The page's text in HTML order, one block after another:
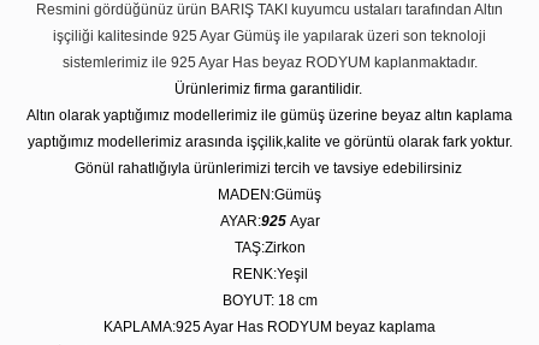
Resmini gördüğünüz ürün BARIŞ TAKI kuyumcu ustaları tarafından Altın
işçiliği kalitesinde 925 Ayar Gümüş ile yapılarak üzeri son teknoloji
sistemlerimiz ile 925 Ayar Has beyaz RODYUM kaplanmaktadır.
Ürünlerimiz firma garantilidir.
Altın olarak yaptığımız modellerimiz ile gümüş üzerine beyaz altın kaplama
yaptığımız modellerimiz arasında işçilik,kalite ve görüntü olarak fark yoktur.
Gönül rahatlığıyla ürünlerimizi tercih ve tavsiye edebilirsiniz
MADEN:Gümüş
AYAR:925 Ayar
TAŞ:Zirkon
RENK:Yeşil
BOYUT: 18 cm
KAPLAMA:925 Ayar Has RODYUM beyaz kaplama